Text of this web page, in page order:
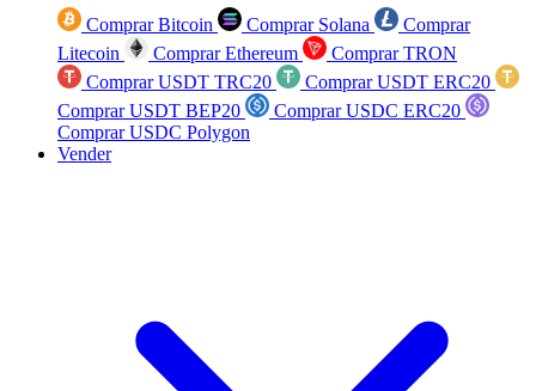
Comprar Bitcoin Comprar Solana
Comprar
Litecoin
Comprar Ethereum
Comprar TRON
Comprar USDT TRC20
Comprar USDT ERC20
Comprar USDT BEP20
Comprar USDC ERC20
Comprar USDC Polygon
Vender